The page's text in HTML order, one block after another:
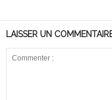
LAISSER UN